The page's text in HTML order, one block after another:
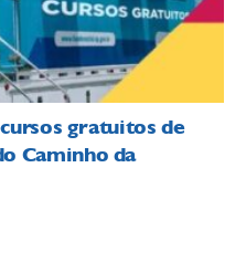
gratuitos de
Caminho da